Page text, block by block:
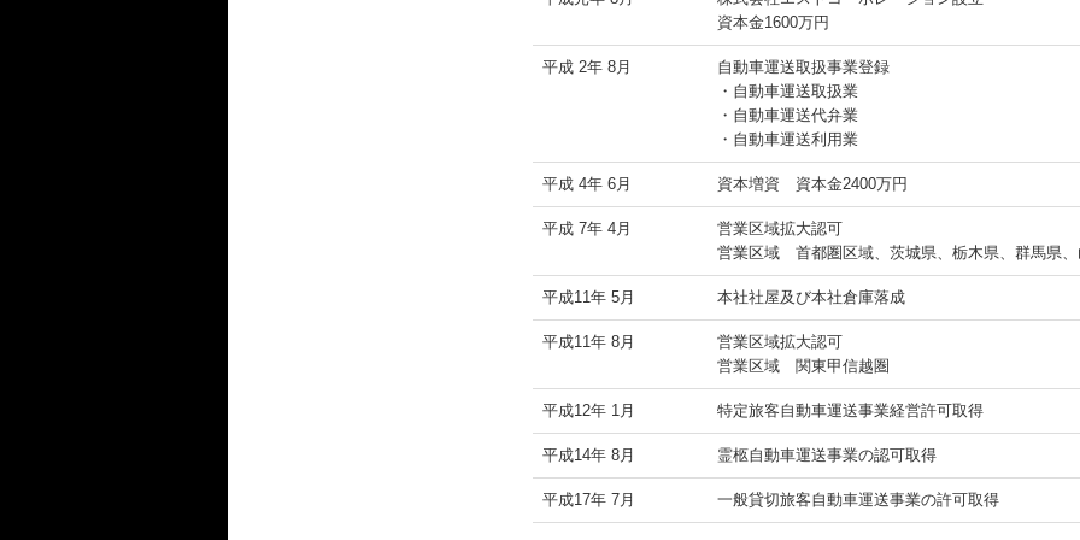
資本金1600万円
平成 2年 8月
自動車運送取扱事業登録
・自動車運送取扱業
・自動車運送代弁業
・自動車運送利用業
平成 4年 6月 資本増資 資本金2400万円
平成 7年 4月
営業区域拡大認可
営業区域 首都圏区域、茨城県、栃木県、群馬県、
平成11年 5月 本社社屋及び本社倉庫落成
平成11年 8月
営業区域拡大認可
営業区域 関東甲信越圏
平成12年 1月 特定旅客自動車運送事業経営許可取得
平成14年 8月 霊柩自動車運送事業の認可取得
平成17年 7月 一般貸切旅客自動車運送事業の許可取得